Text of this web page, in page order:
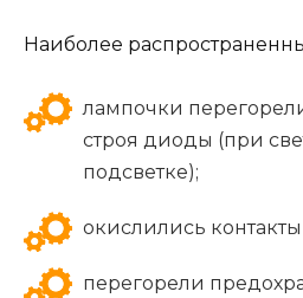
Наиболее
лампочки
строя диоды (при
подсветке);
окислились
перегорели